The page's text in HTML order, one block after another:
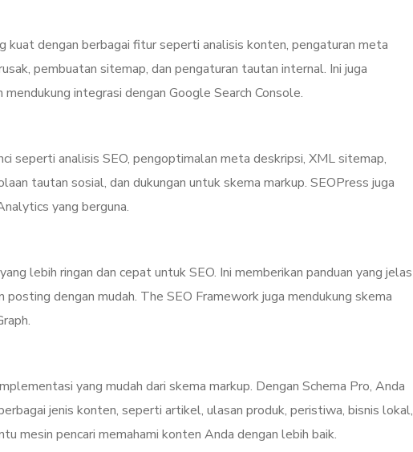
kuat dengan berbagai fitur seperti analisis konten, pengaturan meta
pembuatan sitemap, dan pengaturan tautan internal. Ini juga
integrasi dengan Google Search Console.
seperti analisis SEO, pengoptimalan meta deskripsi, XML sitemap,
tautan sosial, dan dukungan untuk skema markup. SEOPress juga
yang berguna.
lebih ringan dan cepat untuk SEO. Ini memberikan panduan yang jelas
dengan mudah. The SEO Framework juga mendukung skema
yang mudah dari skema markup. Dengan Schema Pro, Anda
jenis konten, seperti artikel, ulasan produk, peristiwa, bisnis lokal,
mesin pencari memahami konten Anda dengan lebih baik.